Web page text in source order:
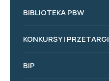
BIBLIOTEKA PBW
KONKURSY I PRZETARGI
BIP